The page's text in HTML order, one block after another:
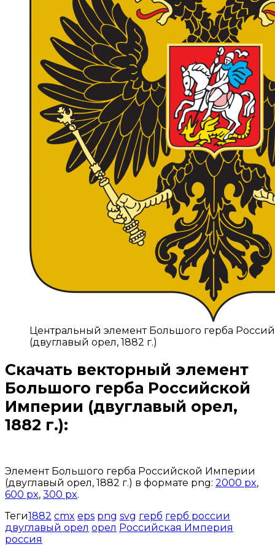
Центральный элемент Большого герба
(двуглавый орел, 1882 г.)
Скачать векторный элемент
Большого герба Российской
Империи (двуглавый орел,
1882 г.):
Элемент Большого герба Российской Империи
(двуглавый орел, 1882 г.) в формате png: 2000 px,
600 px, 300 px.
Теги1882 cmx eps png svg герб герб россии
двуглавый орел орел Российская Империя
россия